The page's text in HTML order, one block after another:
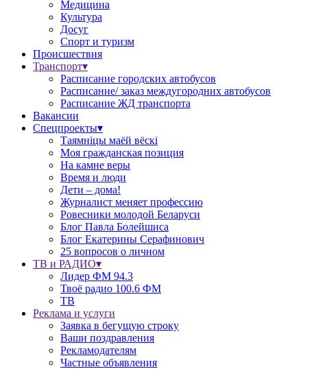
Медицина
Культура
Досуг
Спорт и туризм
Происшествия
Транспорт▾
Расписание городских автобусов
Расписание/ заказ междугородних автобусов
Расписание ЖД транспорта
Вакансии
Спецпроекты▾
Таямніцы маёй вёскі
Моя гражданская позиция
На камне веры
Время и люди
Дети – дома!
Журналист меняет профессию
Ровесники молодой Беларуси
Блог Павла Болейшиса
Блог Екатерины Серафинович
25 вопросов о личном
ТВ и РАДИО▾
Лидер ФМ 94.3
Твоё радио 100.6 ФМ
ТВ
Реклама и услуги
Заявка в бегущую строку
Ваши поздравления
Рекламодателям
Частные объявления